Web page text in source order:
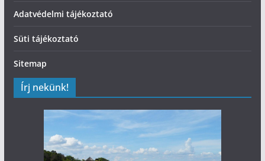
Adatvédelmi tájékoztató
Süti tájékoztató
Sitemap
Írj nekünk!